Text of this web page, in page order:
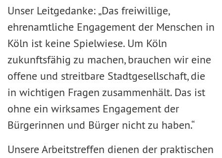
Unser Leitgedanke: „Das freiwillige,
ehrenamtliche Engagement der Menschen in
Köln ist keine Spielwiese. Um Köln
zukunftsfähig zu machen, brauchen wir eine
offene und streitbare Stadtgesellschaft, die
in wichtigen Fragen zusammenhält. Das ist
ohne ein wirksames Engagement der
Bürgerinnen und Bürger nicht zu haben.“
Unsere Arbeitstreffen dienen der praktischen